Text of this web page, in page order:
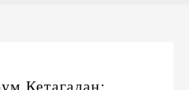
Кетагалан: